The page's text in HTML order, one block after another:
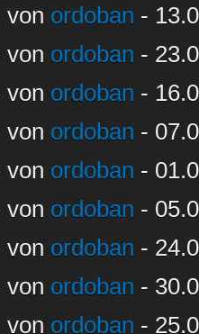
von ordoban -
von ordoban -
von ordoban -
von ordoban -
von ordoban -
von ordoban -
von ordoban -
von ordoban -
von ordoban -